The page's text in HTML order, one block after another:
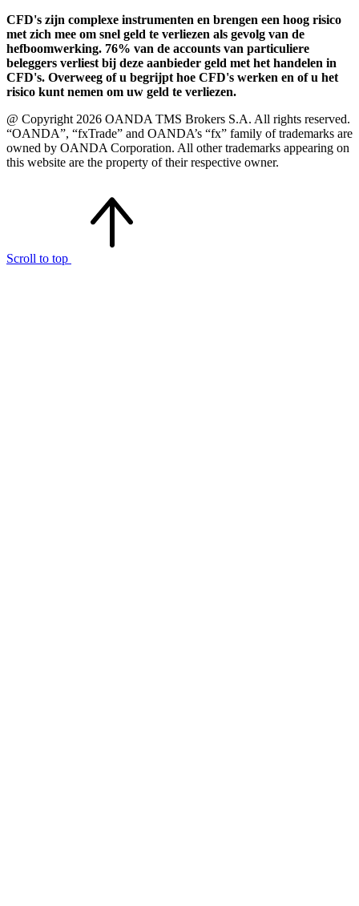
CFD's zijn complexe instrumenten en brengen een hoog risico
met zich mee om snel geld te verliezen als gevolg van de
hefboomwerking. 76% van de accounts van particuliere
beleggers verliest bij deze aanbieder geld met het handelen in
CFD's. Overweeg of u begrijpt hoe CFD's werken en of u het
risico kunt nemen om uw geld te verliezen.
@ Copyright 2026 OANDA TMS Brokers S.A. All rights reserved.
“OANDA”, “fxTrade” and OANDA’s “fx” family of trademarks are
owned by OANDA Corporation. All other trademarks appearing on
this website are the property of their respective owner.
Scroll to top